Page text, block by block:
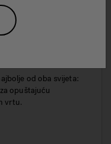
Swim
od oba svijeta:
opuštajuću
vrtu.